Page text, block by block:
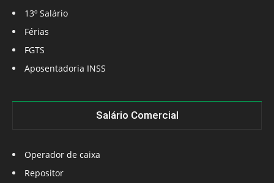
13º Salário
Férias
FGTS
Aposentadoria INSS
Salário Comercial
Operador de caixa
Repositor